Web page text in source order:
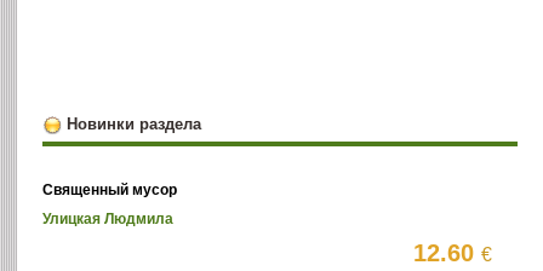
Новинки раздела
Священный мусор
Улицкая Людмила
12.60€